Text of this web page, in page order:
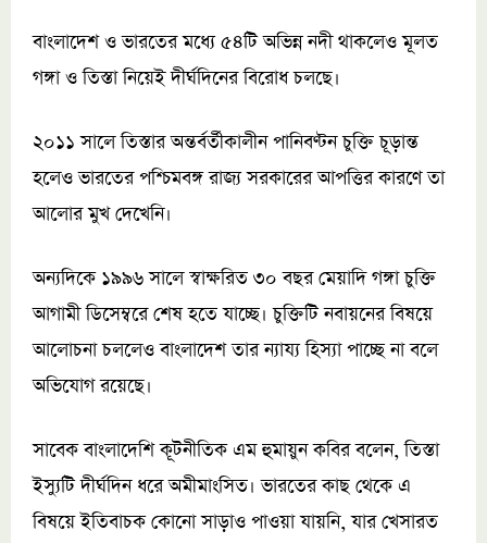
বাংলাদেশ ও ভারতের মধ্যে ৫৪টি অভিন্ন নদী থাকলেও মূলত
গঙ্গা ও তিস্তা নিয়েই দীর্ঘদিনের বিরোধ চলছে।
২০১১ সালে তিস্তার অন্তর্বর্তীকালীন পানিবণ্টন চুক্তি চূড়ান্ত
হলেও ভারতের পশ্চিমবঙ্গ রাজ্য সরকারের আপত্তির কারণে তা
আলোর মুখ দেখেনি।
অন্যদিকে ১৯৯৬ সালে স্বাক্ষরিত ৩০ বছর মেয়াদি গঙ্গা চুক্তি
আগামী ডিসেম্বরে শেষ হতে যাচ্ছে। চুক্তিটি নবায়নের বিষয়ে
আলোচনা চললেও বাংলাদেশ তার ন্যায্য হিস্যা পাচ্ছে না বলে
অভিযোগ রয়েছে।
সাবেক বাংলাদেশি কূটনীতিক এম হুমায়ুন কবির বলেন, তিস্তা
ইস্যুটি দীর্ঘদিন ধরে অমীমাংসিত। ভারতের কাছ থেকে এ
বিষয়ে ইতিবাচক কোনো সাড়াও পাওয়া যায়নি, যার খেসারত